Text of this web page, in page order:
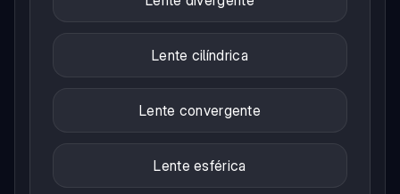
Lente cilíndrica
Lente convergente
Lente esférica